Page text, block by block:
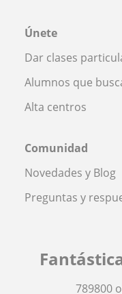
Únete
Dar clases
Alumnos que
Alta centros
Comunidad
Novedades y Blog
Preguntas y
789800